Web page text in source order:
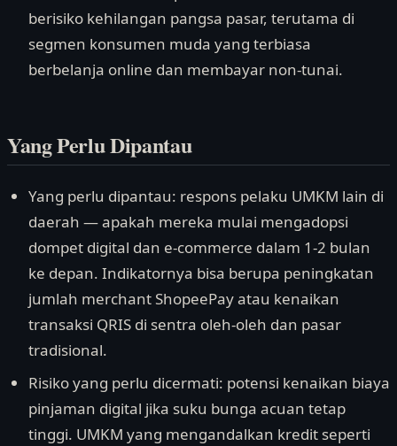
berisiko kehilangan pangsa pasar, terutama di
segmen konsumen muda yang terbiasa
berbelanja online dan membayar non-tunai.
Yang Perlu Dipantau
Yang perlu dipantau: respons pelaku UMKM lain di
daerah — apakah mereka mulai mengadopsi
dompet digital dan e-commerce dalam 1-2 bulan
ke depan. Indikatornya bisa berupa peningkatan
jumlah merchant ShopeePay atau kenaikan
transaksi QRIS di sentra oleh-oleh dan pasar
tradisional.
Risiko yang perlu dicermati: potensi kenaikan biaya
pinjaman digital jika suku bunga acuan tetap
tinggi. UMKM yang mengandalkan kredit seperti